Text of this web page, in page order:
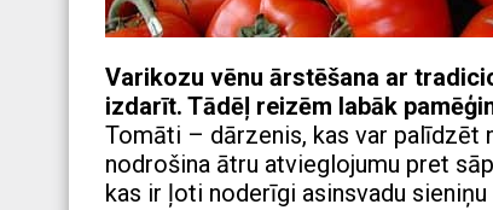
Varikozu vēnu ārstēšana ar
izdarīt. Tādēļ reizēm labāk
Tomāti – dārzenis, kas var palīdzēt
nodrošina ātru atvieglojumu pret
kas ir ļoti noderīgi asinsvadu